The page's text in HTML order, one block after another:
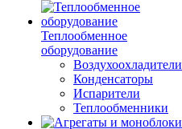
Теплообменное
оборудование
Воздухоохладители
Конденсаторы
Испарители
Теплообменники